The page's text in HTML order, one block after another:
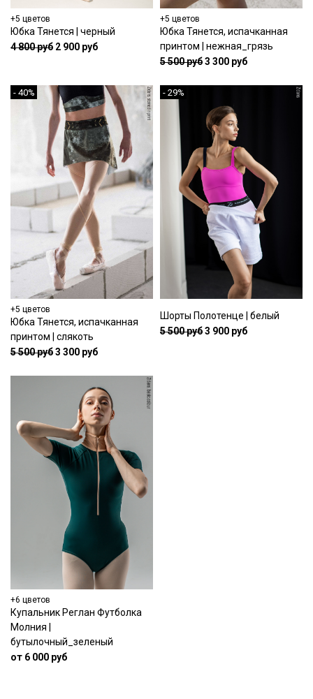
+5 цветов
Юбка Тянется | черный
4 800 руб 2 900 руб
+5 цветов
Юбка Тянется, испачканная
принтом | нежная_грязь
5 500 руб3 300 руб
- 40%
+5 цветов
Юбка Тянется, испачканная
принтом | слякоть
5 500 руб3 300 руб
- 29%
Шорты Полотенце | белый
5 500 руб3 900 руб
+6 цветов
Купальник Реглан Футболка
Молния |
бутылочный_зеленый
от 6 000 руб